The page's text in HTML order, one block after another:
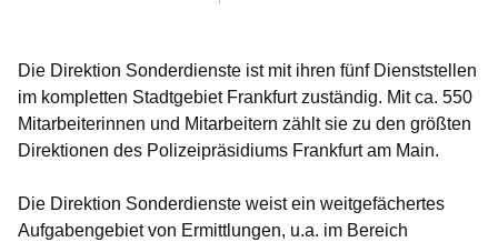
Die Direktion Sonderdienste ist mit ihren fünf Dienststellen
im kompletten Stadtgebiet Frankfurt zuständig. Mit ca. 550
Mitarbeiterinnen und Mitarbeitern zählt sie zu den größten
Direktionen des Polizeipräsidiums Frankfurt am Main.
Die Direktion Sonderdienste weist ein weitgefächertes
Aufgabengebiet von Ermittlungen, u.a. im Bereich